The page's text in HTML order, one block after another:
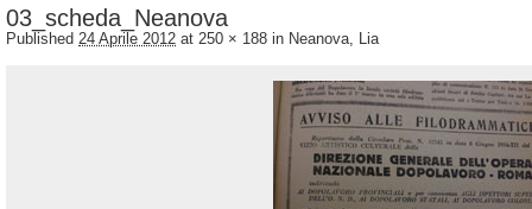
03_scheda_Neanova
Published 24 Aprile 2012 at 250 × 188 in Neanova, Lia